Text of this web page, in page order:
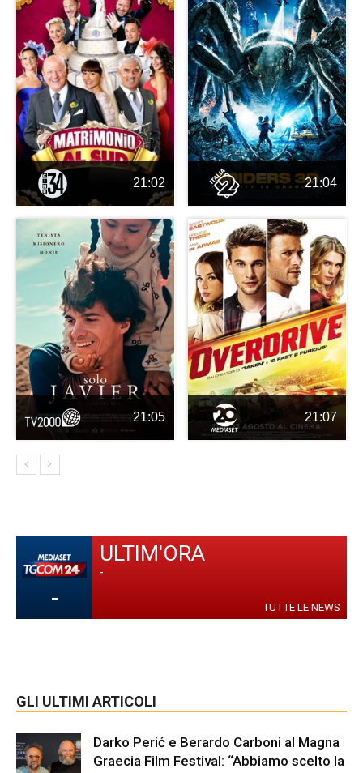
21:02 21:04
21:05 21:07
-
ULTIM'ORA
-
TUTTE LE NEWS
GLI ULTIMI ARTICOLI
Darko Perić e Berardo Carboni al Magna
Graecia Film Festival: “Abbiamo scelto la